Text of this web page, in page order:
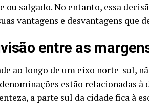
ou salgado. No entanto, essa
vantagens e desvantagens que
entre as
ao longo de um eixo norte-sul,
estão relacionadas
a parte sul da cidade fica à